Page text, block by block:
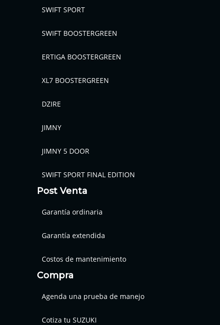
SWIFT SPORT
SWIFT BOOSTERGREEN
ERTIGA BOOSTERGREEN
XL7 BOOSTERGREEN
DZIRE
JIMNY
JIMNY 5 DOOR
SWIFT SPORT FINAL EDITION
Post Venta
Garantía ordinaria
Garantía extendida
Costos de mantenimiento
Compra
Agenda una prueba de manejo
Cotiza tu SUZUKI